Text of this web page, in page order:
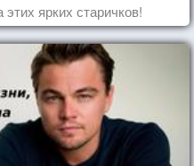
ярких старичков!